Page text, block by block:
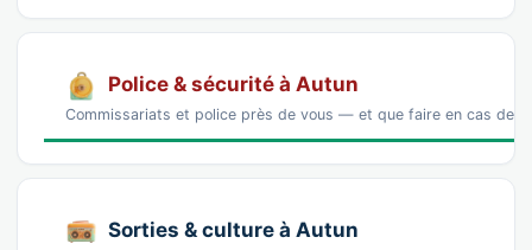
Police & sécurité à Autun
Commissariats et police près de vous — et que faire en cas de
Sorties & culture à Autun